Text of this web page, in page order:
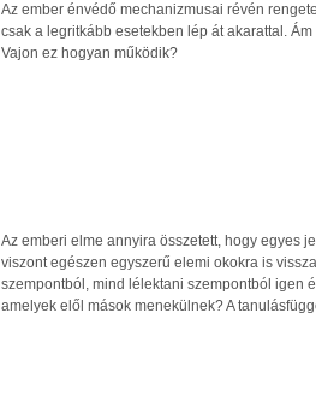
Az ember énvédő mechanizmusai révén
csak a legritkább esetekben lép át akarattal.
Vajon ez hogyan működik?
Az emberi elme annyira összetett, hogy egyes
viszont egészen egyszerű elemi okokra is
szempontból, mind lélektani szempontból igen
amelyek elől mások menekülnek? A